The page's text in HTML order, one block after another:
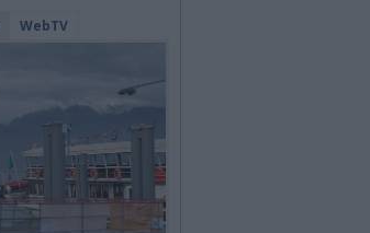
WebTV